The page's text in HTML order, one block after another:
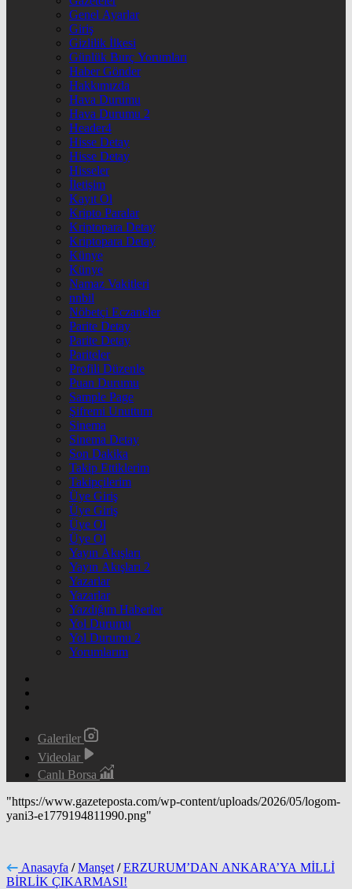
Genel Ayarlar
Giriş
Gizlilik İlkesi
Günlük Burç Yorumları
Haber Gönder
Hakkımızda
Hava Durumu
Hava Durumu 2
Header4
Hisse Detay
Hisse Detay
Hisseler
İletişim
Kayıt Ol
Kripto Paralar
Kriptopara Detay
Kriptopara Detay
Künye
Künye
Namaz Vakitleri
nnbil
Nöbetçi Eczaneler
Parite Detay
Parite Detay
Pariteler
Profili Düzenle
Puan Durumu
Sample Page
Şifremi Unuttum
Sinema
Sinema Detay
Son Dakika
Takip Ettiklerim
Takipçilerim
Üye Giriş
Üye Giriş
Üye Ol
Üye Ol
Yayın Akışları
Yayın Akışları 2
Yazarlar
Yazarlar
Yazdığım Haberler
Yol Durumu
Yol Durumu 2
Yorumlarım
Galeriler
Videolar
Canlı Borsa
"https://www.gazeteposta.com/wp-content/uploads/2026/05/logom-
yani3-e1779194811990.png"
Anasayfa / Manşet / ERZURUM’DAN ANKARA’YA MİLLİ
BİRLİK ÇIKARMASI!